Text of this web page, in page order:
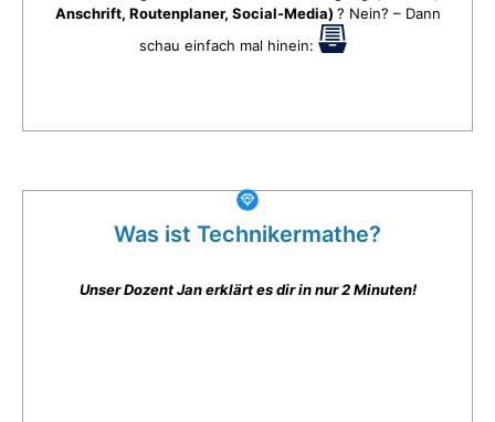
Anschrift, Routenplaner, Social-Media) ? Nein? – Dann
schau einfach mal hinein:
Was ist Technikermathe?
Unser Dozent Jan erklärt es dir in nur 2 Minuten!